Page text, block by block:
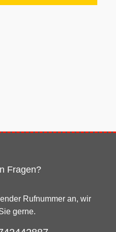
Fragen?
Rufnummer an, wir
gerne.